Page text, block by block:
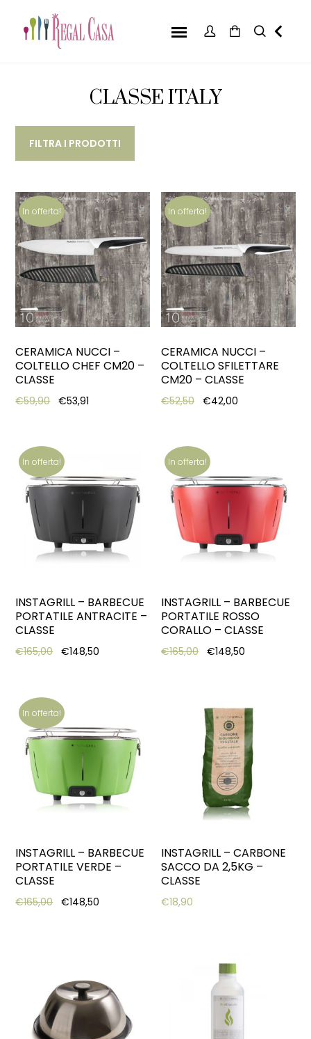
CLASSE ITALY
FILTRA I PRODOTTI
In offerta!
CERAMICA NUCCI –
COLTELLO CHEF CM20 –
CLASSE
€59,90 Original price was: €59,90.
€53,91 Current price is: €53,91.
In offerta!
CERAMICA NUCCI –
COLTELLO SFILETTARE
CM20 – CLASSE
€52,50 Original price was:
€42,00
In offerta!
INSTAGRILL – BARBECUE
PORTATILE ANTRACITE –
CLASSE
€165,00 Original price was: €165,00.
€148,50 Current price is: €148,50.
In offerta!
INSTAGRILL – BARBECUE
PORTATILE ROSSO
CORALLO – CLASSE
€165,00 Original price was:
€148,50
In offerta!
INSTAGRILL – BARBECUE
PORTATILE VERDE –
CLASSE
€165,00 Original price was: €165,00.
€148,50 Current price is: €148,50.
INSTAGRILL – CARBONE
SACCO DA 2,5KG –
CLASSE
€18,90